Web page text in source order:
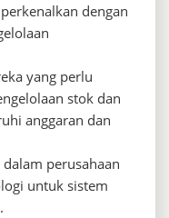
dengan
yang perlu
stok dan
anggaran dan
perusahaan
untuk sistem